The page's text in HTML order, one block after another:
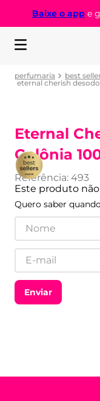
Baixe o appe
perfumaria
best
eternal cherish
Eternal
Colônia
Referência: 493
Este produto
Quero saber
Enviar